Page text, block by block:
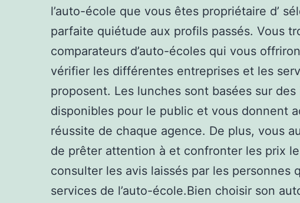
l’auto-école que vous êtes propriétaire d’
parfaite quiétude aux profils passés. Vous
comparateurs d’auto-écoles qui vous
vérifier les différentes entreprises et les
proposent. Les lunches sont basées sur
disponibles pour le public et vous donnent
réussite de chaque agence. De plus, vous
de prêter attention à et confronter les prix
consulter les avis laissés par les personnes
services de l’auto-école.Bien choisir son